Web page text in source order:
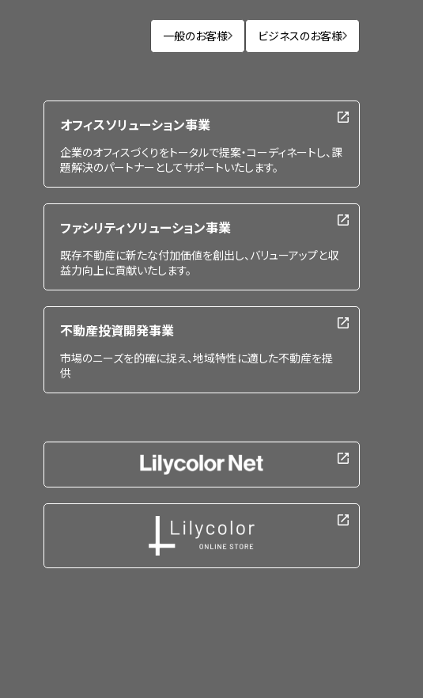
一般のお客様 ビジネスのお客様
オフィスソリューション事業
企業のオフィスづくりをトータルで提案・コーディネートし、課
題解決のパートナーとしてサポートいたします。
ファシリティソリューション事業
既存不動産に新たな付加価値を創出し、バリューアップと収
益力向上に貢献いたします。
不動産投資開発事業
市場のニーズを的確に捉え、地域特性に適した不動産を提
供